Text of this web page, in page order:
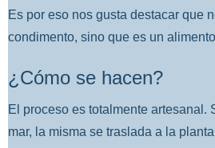
Es por eso nos gusta destacar que
condimento, sino que es un
¿Cómo se hacen?
El proceso es totalmente artesanal.
mar, la misma se traslada a la